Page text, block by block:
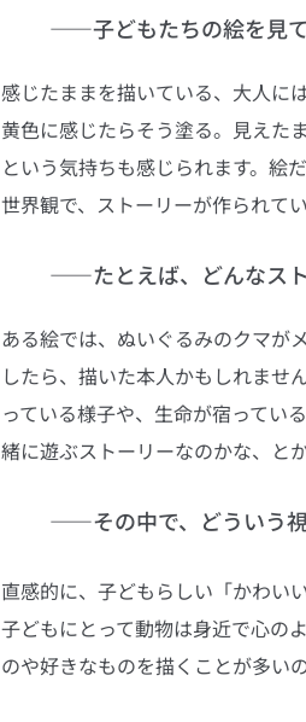
――子どもたちの絵を見
感じたままを描いている、大人に
黄色に感じたらそう塗る。見えた
という気持ちも感じられます。
世界観で、ストーリーが作られて
――たとえば、どんなス
ある絵では、ぬいぐるみのクマが
したら、描いた本人かもしれませ
っている様子や、生命が宿ってい
緒に遊ぶストーリーなのかな、とか
――その中で、どういう
直感的に、子どもらしい「かわい
子どもにとって動物は身近で心の
のや好きなものを描くことが多いの